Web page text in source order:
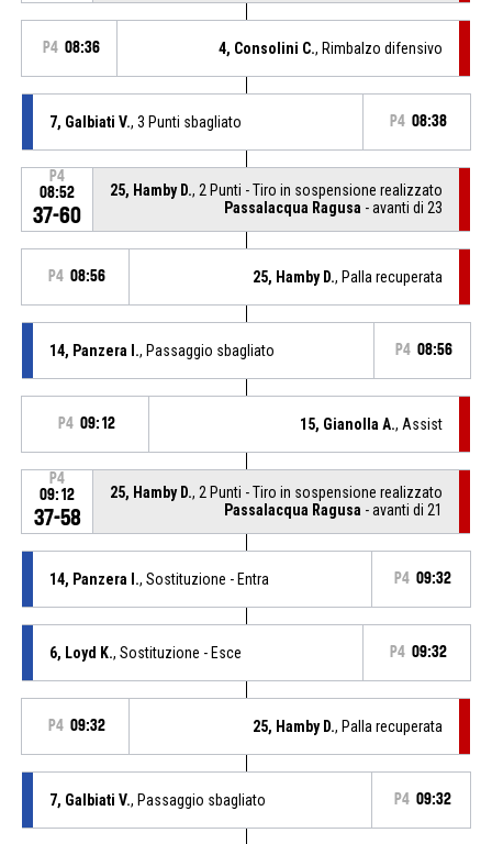
P4 08:36 4, Consolini C., Rimbalzo difensivo
7, Galbiati V., 3 Punti sbagliato P4 08:38
P4
08:52
37-60
25, Hamby D., 2 Punti - Tiro in sospensione realizzato
Passalacqua Ragusa - avanti di 23
P4 08:56 25, Hamby D., Palla recuperata
14, Panzera I., Passaggio sbagliato P4 08:56
P4 09:12 15, Gianolla A., Assist
P4
09:12
37-58
25, Hamby D., 2 Punti - Tiro in sospensione realizzato
Passalacqua Ragusa - avanti di 21
14, Panzera I., Sostituzione - Entra P4 09:32
6, Loyd K., Sostituzione - Esce P4 09:32
P4 09:32 25, Hamby D., Palla recuperata
7, Galbiati V., Passaggio sbagliato P4 09:32